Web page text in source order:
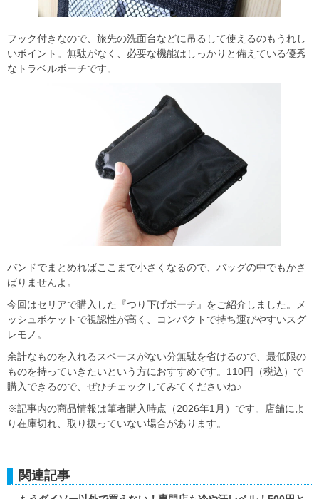
フック付きなので、旅先の洗面台などに吊るして使えるのもうれし
いポイント。無駄がなく、必要な機能はしっかりと備えている優秀
なトラベルポーチです。
バンドでまとめればここまで小さくなるので、バッグの中でもかさ
ばりませんよ。
今回はセリアで購入した『つり下げポーチ』をご紹介しました。メ
ッシュポケットで視認性が高く、コンパクトで持ち運びやすいスグ
レモノ。
余計なものを入れるスペースがない分無駄を省けるので、最低限の
ものを持っていきたいという方におすすめです。110円（税込）で
購入できるので、ぜひチェックしてみてくださいね♪
※記事内の商品情報は筆者購入時点（2026年1月）です。店舗によ
り在庫切れ、取り扱っていない場合があります。
関連記事